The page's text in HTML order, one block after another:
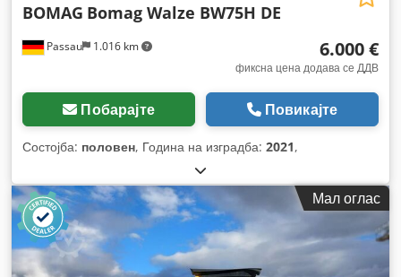
Passau 1.016 km
BOMAG Bomag Walze BW75H DE
6.000 €
фиксна цена додава се ДДВ
Побарајте Повикајте
Состојба: половен, Година на изградба: 2021,
Мал оглас